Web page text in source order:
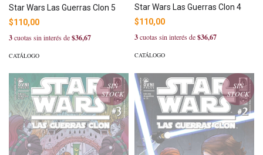
Star Wars Las Guerras Clon 5
$110,00
3cuotas sin interés de$36,67
CATÁLOGO
Star Wars Las Guerras Clon 4
$110,00
3cuotas sin interés de$36,67
CATÁLOGO
SIN
STOCK
SIN
STOCK